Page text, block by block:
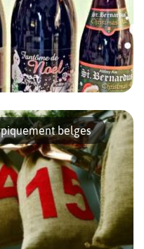
brasseries belges
ambrées et avec
s’accordent bien avec
belges